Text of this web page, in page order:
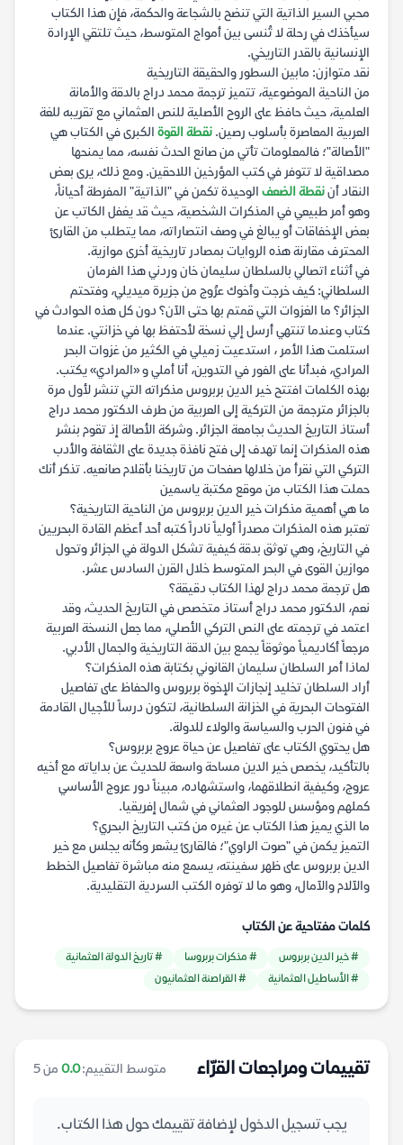
محبي السير الذاتية التي تنضح بالشجاعة والحكمة، فإن هذا الكتاب
سيأخذك في رحلة لا تُنسى بين أمواج المتوسط، حيث تلتقي الإرادة
الإنسانية بالقدر التاريخي.
نقد متوازن: مابين السطور والحقيقة التاريخية
من الناحية الموضوعية، تتميز ترجمة محمد دراج بالدقة والأمانة
العلمية، حيث حافظ على الروح الأصلية للنص العثماني مع تقريبه للغة
العربية المعاصرة بأسلوب رصين. نقطة القوة الكبرى في الكتاب هي
"الأصالة"؛ فالمعلومات تأتي من صانع الحدث نفسه، مما يمنحها
مصداقية لا تتوفر في كتب المؤرخين اللاحقين. ومع ذلك، يرى بعض
النقاد أننقطة الضعف الوحيدة تكمن في "الذاتية" المفرطة أحياناً،
وهو أمر طبيعي في المذكرات الشخصية، حيث قد يغفل الكاتب عن
بعض الإخفاقات أو يبالغ في وصف انتصاراته، مما يتطلب من القارئ
المحترف مقارنة هذه الروايات بمصادر تاريخية أخرى موازية.
​في أثناء اتصالي بالسلطان سليمان خان وردني هذا الفرمان
السلطاني: كيف خرجت وأخوك عرُوج من جزيرة ميديلي، وفتحتم
الجزائر؟ ما الغزوات التي قمتم بها حتى الآن؟ دون كل هذه الحوادث في
كتاب وعندما تنتهي أرسل إلي نسخة لأحتفظ بها في خزانتي. عندما
استلمت هذا الأمر ، استدعيت زميلي في الكثير من غزوات البحر
المرادي، فبدأنا على الفور في التدوين، أنا أملي و «المرادي» يكتب.
بهذه الكلمات افتتح خير الدين بربروس مذكراته التي تنشر لأول مرة
بالجزائر مترجمة من التركية إلى العربية من طرف الدكتور محمد دراج
أستاذ التاريخ الحديث بجامعة الجزائر. وشركة الأصالة إذ تقوم بنشر
هذه المذكرات إنما تهدف إلى فتح نافذة جديدة على الثقافة والأدب
التركي التي نقرأ من خلالها صفحات من تاريخنا بأقلام صانعيه. تذكر أنك
حملت هذا الكتاب من موقع مكتبة ياسمين
ما هي أهمية مذكرات خير الدين بربروس من الناحية التاريخية؟
تعتبر هذه المذكرات مصدراً أولياً نادراً كتبه أحد أعظم القادة البحريين
في التاريخ، وهي توثق بدقة كيفية تشكل الدولة في الجزائر وتحول
موازين القوى في البحر المتوسط خلال القرن السادس عشر.
هل ترجمة محمد دراج لهذا الكتاب دقيقة؟
نعم، الدكتور محمد دراج أستاذ متخصص في التاريخ الحديث، وقد
اعتمد في ترجمته على النص التركي الأصلي، مما جعل النسخة العربية
مرجعاً أكاديمياً موثوقاً يجمع بين الدقة التاريخية والجمال الأدبي.
لماذا أمر السلطان سليمان القانوني بكتابة هذه المذكرات؟
أراد السلطان تخليد إنجازات الإخوة بربروس والحفاظ على تفاصيل
الفتوحات البحرية في الخزانة السلطانية، لتكون درساً للأجيال القادمة
في فنون الحرب والسياسة والولاء للدولة.
هل يحتوي الكتاب على تفاصيل عن حياة عروج بربروس؟
بالتأكيد، يخصص خير الدين مساحة واسعة للحديث عن بداياته مع أخيه
عروج، وكيفية انطلاقهما، واستشهاده، مبيناً دور عروج الأساسي
كملهم ومؤسس للوجود العثماني في شمال إفريقيا.
ما الذي يميز هذا الكتاب عن غيره من كتب التاريخ البحري؟
التميز يكمن في "صوت الراوي"؛ فالقارئ يشعر وكأنه يجلس مع خير
الدين بربروس على ظهر سفينته، يسمع منه مباشرة تفاصيل الخطط
والآلام والآمال، وهو ما لا توفره الكتب السردية التقليدية.
كلمات مفتاحية عن الكتاب
# خير الدين بربروس # مذكرات بربروسا
# تاريخ الدولة العثمانية
# الأساطيل العثمانية
# القراصنة العثمانيون
تقييمات ومراجعات القرّاء متوسط التقييم:0.0 من 5
يجب تسجيل الدخول لإضافة تقييمك حول هذا الكتاب.